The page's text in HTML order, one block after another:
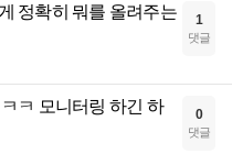
정확히 뭐를 올려주는
1
댓글
ㅋ 모니터링 하긴 하
0
댓글